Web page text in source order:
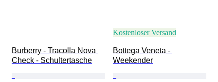
Burberry - Tracolla Nova
Check - Schultertasche
Kostenloser Versand
Bottega Veneta -
Weekender